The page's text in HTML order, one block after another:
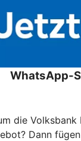
WhatsApp-
die
Dann